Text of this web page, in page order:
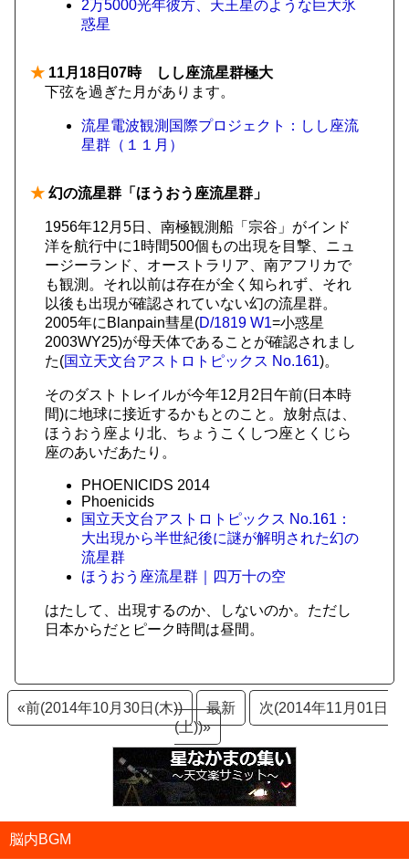
2万5000光年彼方、天王星のような巨大氷
惑星
★ 11月18日07時 しし座流星群極大
下弦を過ぎた月があります。
流星電波観測国際プロジェクト：しし座流
星群（１１月）
★ 幻の流星群「ほうおう座流星群」
1956年12月5日、南極観測船「宗谷」がインド
洋を航行中に1時間500個もの出現を目撃、ニュ
ージーランド、オーストラリア、南アフリカで
も観測。それ以前は存在が全く知られず、それ
以後も出現が確認されていない幻の流星群。
2005年にBlanpain彗星(D/1819 W1=小惑星
2003WY25)が母天体であることが確認されまし
た(国立天文台アストロトピックス No.161)。
そのダストトレイルが今年12月2日午前(日本時
間)に地球に接近するかもとのこと。放射点は、
ほうおう座より北、ちょうこくしつ座とくじら
座のあいだあたり。
PHOENICIDS 2014
Phoenicids
国立天文台アストロトピックス No.161：
大出現から半世紀後に謎が解明された幻の
流星群
ほうおう座流星群｜四万十の空
はたして、出現するのか、しないのか。ただし
日本からだとピーク時間は昼間。
«前(2014年10月30日(木)) 最新
次(2014年11月01日
(土))»
脳内BGM